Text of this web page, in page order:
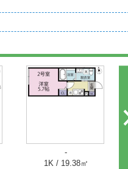
-
1K / 19.38㎡